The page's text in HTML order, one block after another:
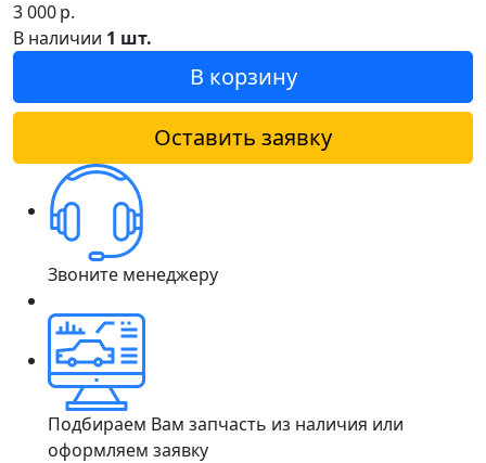
3 000р.
В наличии 1 шт.
В корзину
Оставить заявку
Звоните менеджеру
Подбираем Вам запчасть из наличия или
оформляем заявку